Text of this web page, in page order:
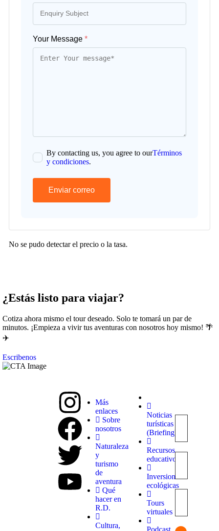
Your Message *
By contacting us, you agree to ourTérminos
y condiciones.
Enviar correo
No se pudo detectar el precio o la tasa.
¿Estás listo para viajar?
Cotiza ahora mismo el tour deseado. Solo te tomará un par de
minutos. ¡Empieza a vivir tus aventuras con nosotros hoy mismo! 🌴
✈️
Escribenos
experiencias
Quieroloma,
Más
enlaces
Sobre
nosotros
Naturaleza
y
turismo
de
aventura
Qué
hacer en
R.D.
Cultura,
Noticias
turísticas
(Briefing)
Recursos
educativos
Inversiones
ecológicas
Tours
virtuales